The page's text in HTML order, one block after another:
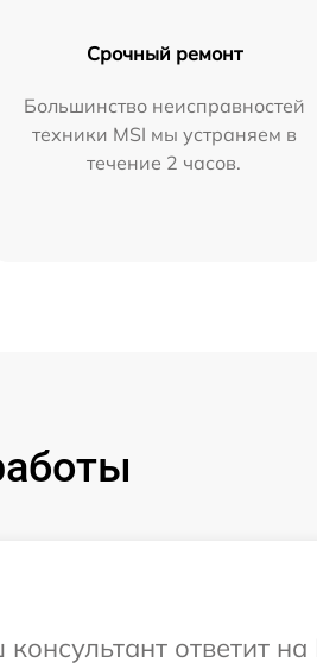
Срочный ремонт
Большинство неисправностей
техники MSI мы устраняем в
течение 2 часов.
ответит